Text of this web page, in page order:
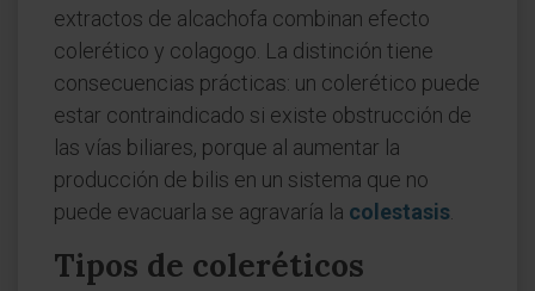
extractos de alcachofa combinan efecto
colerético y colagogo. La distinción tiene
consecuencias prácticas: un colerético puede
estar contraindicado si existe obstrucción de
las vías biliares, porque al aumentar la
producción de bilis en un sistema que no
puede evacuarla se agravaría la colestasis
Tipos de coleréticos